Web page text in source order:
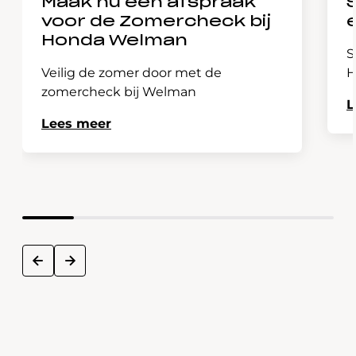
Maak nu een afspraak
voor de Zomercheck bij
Honda Welman
Veilig de zomer door met de
zomercheck bij Welman
Lees meer
prev next